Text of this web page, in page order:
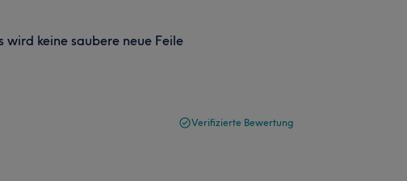
keine saubere neue Feile
Verifizierte Bewertung